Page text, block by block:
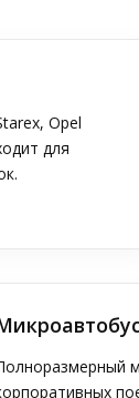
Opel
для